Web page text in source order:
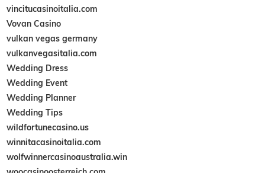
vincitucasinoitalia.com
Vovan Casino
vulkan vegas germany
vulkanvegasitalia.com
Wedding Dress
Wedding Event
Wedding Planner
Wedding Tips
wildfortunecasino.us
winnitacasinoitalia.com
wolfwinnercasinoaustralia.win